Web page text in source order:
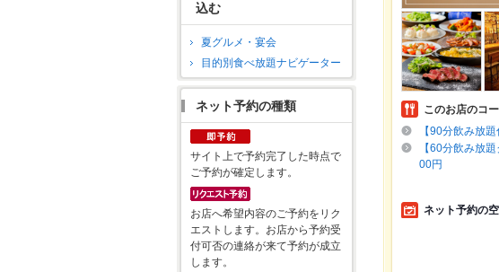
込む
夏グルメ・宴会
目的別食べ放題ナビゲーター
ネット予約の種類
サイト上で予約完了した時点で
ご予約が確定します。
お店へ希望内容のご予約をリク
エストします。お店から予約受
付可否の連絡が来て予約が成立
します。
このお店のコ
【90分飲み放
【60分飲み放
00円
ネット予約の